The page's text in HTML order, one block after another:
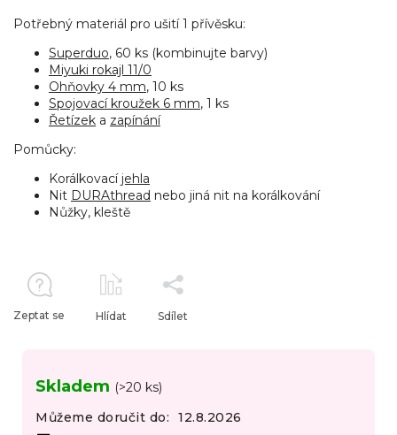
Skladem (>20 ks)
Můžeme doručit do:
12.8.2026
Potřebný materiál pro ušití 1 přívěsku:
Superduo, 60 ks (kombinujte barvy)
Miyuki rokajl 11/0
Ohňovky 4 mm, 10 ks
Spojovací kroužek 6 mm, 1 ks
Řetízek a zapínání
Pomůcky:
Korálkovací jehla
Nit DURAthread nebo jiná nit na korálkování
Nůžky, kleště
Zeptat se Hlídat Sdílet